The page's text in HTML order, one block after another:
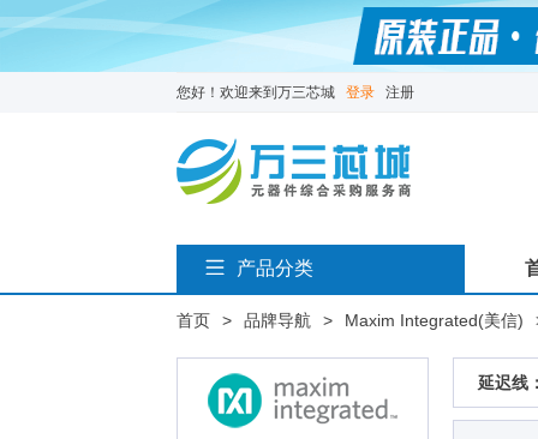
您好！欢迎来到万三芯城 登录 注册
产品分类
首页 > 品牌导航 > Maxim Integrated(美信)
延迟线